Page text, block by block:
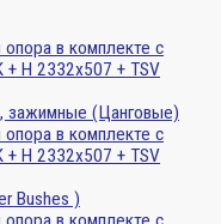
зажимные (Цанговые)
Bushes )